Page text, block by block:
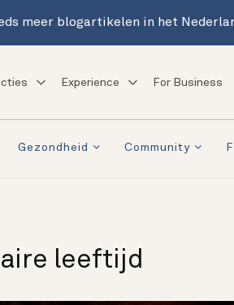
meer blogartikelen in het
Experience For Business
Gezondheid Community
leeftijd